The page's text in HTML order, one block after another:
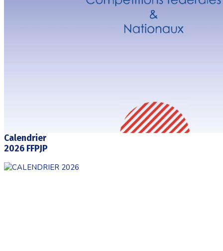
Calendrier
2026 FFPJP